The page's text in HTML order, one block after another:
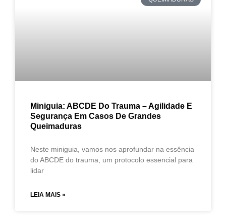
Miniguia: ABCDE Do Trauma – Agilidade E
Segurança Em Casos De Grandes
Queimaduras
Neste miniguia, vamos nos aprofundar na essência
do ABCDE do trauma, um protocolo essencial para
lidar
LEIA MAIS »